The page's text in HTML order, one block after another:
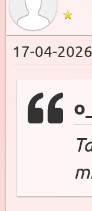
17-04-